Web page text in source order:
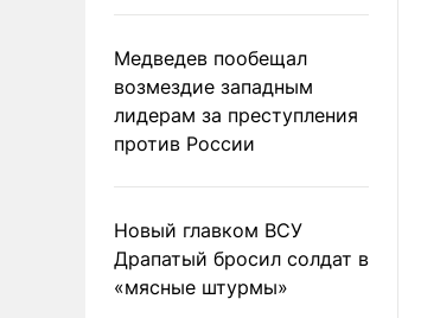
Медведев пообещал
возмездие западным
лидерам за преступления
против России
Новый главком ВСУ
Драпатый бросил солдат в
«мясные штурмы»